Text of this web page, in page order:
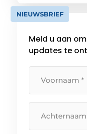
centraal. Want
NIEUWSBRIEF
Meld u aan
updates te